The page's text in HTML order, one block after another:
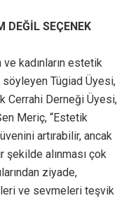
DEĞİL SEÇENEK
ve kadınların estetik
söyleyen Tügiad Üyesi,
Cerrahi Derneği Üyesi,
Meriç, “Estetik
artırabilir, ancak
şekilde alınması çok
ziyade,
ve sevmeleri teşvik